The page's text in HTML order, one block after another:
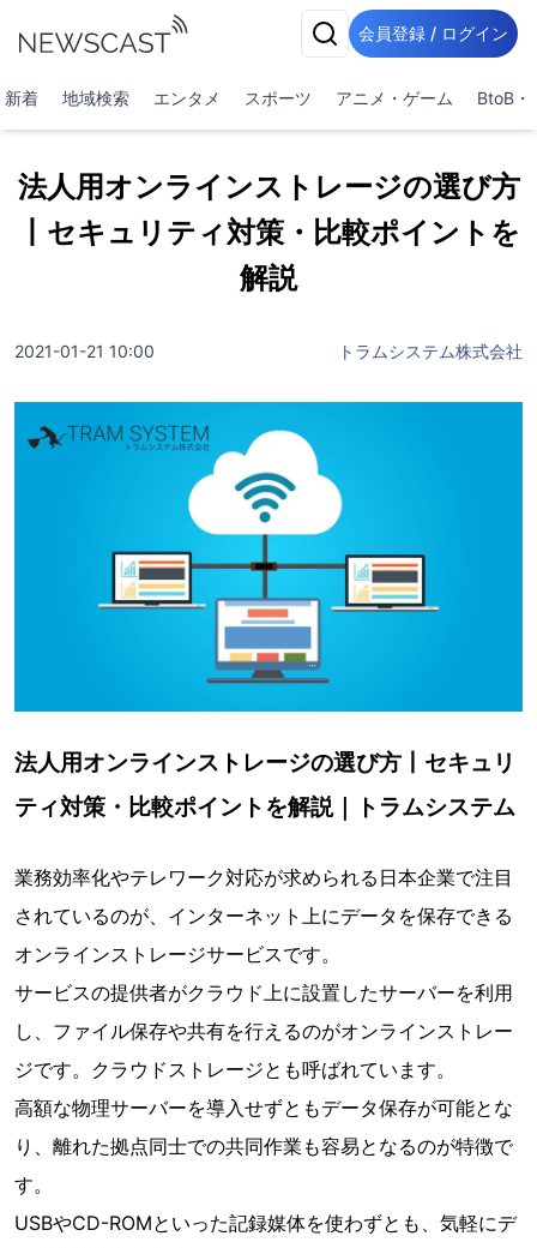
会員登録 / ログイン
新着 地域検索 エンタメ スポーツ アニメ・ゲーム BtoB・
法人用オンラインストレージの選び方
丨セキュリティ対策・比較ポイントを
解説
2021-01-21 10:00 トラムシステム株式会社
法人用オンラインストレージの選び方丨セキュリ
ティ対策・比較ポイントを解説｜トラムシステム
業務効率化やテレワーク対応が求められる日本企業で注目
されているのが、インターネット上にデータを保存できる
オンラインストレージサービスです。
サービスの提供者がクラウド上に設置したサーバーを利用
し、ファイル保存や共有を行えるのがオンラインストレー
ジです。クラウドストレージとも呼ばれています。
高額な物理サーバーを導入せずともデータ保存が可能とな
り、離れた拠点同士での共同作業も容易となるのが特徴で
す。
USBやCD-ROMといった記録媒体を使わずとも、気軽にデ